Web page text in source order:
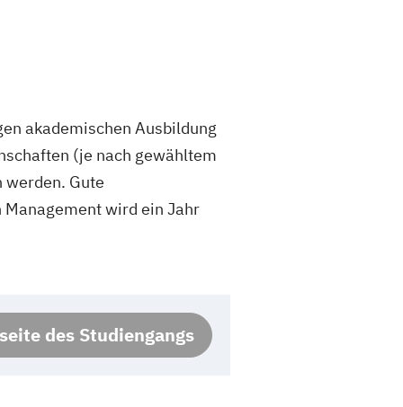
akademischen Ausbildung
(je nach gewähltem
Gute
wird ein Jahr
des Studiengangs